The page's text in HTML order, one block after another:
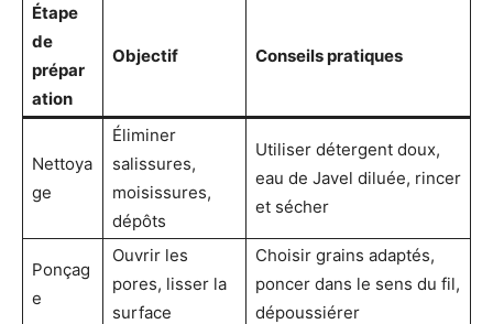
Étape
de
prépar
ation
Objectif Conseils pratiques
Nettoya
ge
Éliminer
salissures,
moisissures,
dépôts
Utiliser détergent doux,
eau de Javel diluée, rincer
et sécher
Ponçag
e
Ouvrir les
pores, lisser la
surface
Choisir grains adaptés,
poncer dans le sens du fil,
dépoussiérer